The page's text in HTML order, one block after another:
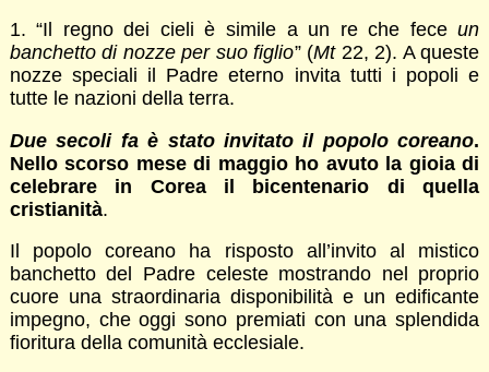
1. “Il regno dei cieli è simile a un re che feceun
banchetto di nozze per suo figlio” (Mt22, 2). A queste
nozze speciali il Padre eterno invita tutti i popoli e
tutte le nazioni della terra.
Due secoli fa è stato invitato il popolo coreano.
Nello scorso mese di maggio ho avuto la gioia di
celebrare in Corea il bicentenario di quella
cristianità.
Il popolo coreano ha risposto all’invito al mistico
banchetto del Padre celeste mostrando nel proprio
cuore una straordinaria disponibilità e un edificante
impegno, che oggi sono premiati con una splendida
fioritura della comunità ecclesiale.